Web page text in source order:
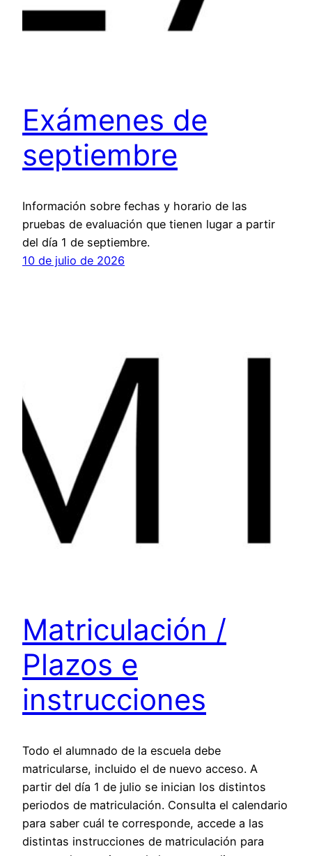
Exámenes de
septiembre
Información sobre fechas y horario de las
pruebas de evaluación que tienen lugar a partir
del día 1 de septiembre.
10 de julio de 2026
Matriculación /
Plazos e
instrucciones
Todo el alumnado de la escuela debe
matricularse, incluido el de nuevo acceso. A
partir del día 1 de julio se inician los distintos
periodos de matriculación. Consulta el calendario
para saber cuál te corresponde, accede a las
distintas instrucciones de matriculación para